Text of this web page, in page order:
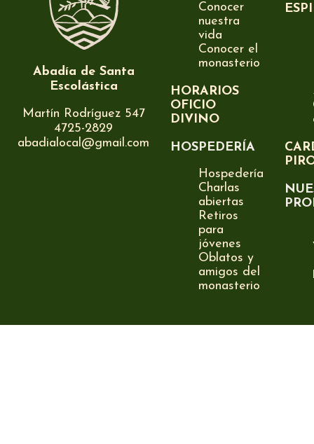
Abadía de Santa
Escolástica
Martín Rodríguez 547
4725-2829
abadialocal@gmail.com
Conocer
nuestra
vida
Conocer el
monasterio
HORARIOS
OFICIO
DIVINO
HOSPEDERÍA
Hospedería
Charlas
abiertas
Retiros
para
jóvenes
Oblatos y
amigos del
monasterio